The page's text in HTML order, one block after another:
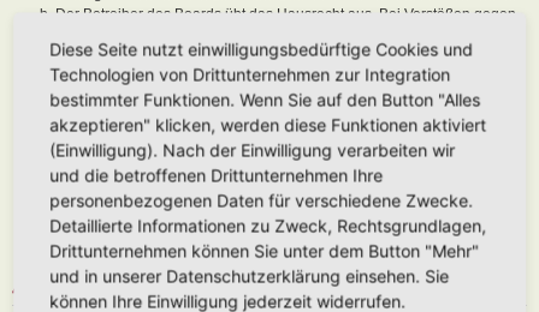
Der Betreiber des Boards übt das Hausrecht aus. Bei Verstößen gegen
Regeln kann der Betreiber dich nach Abmahnung zeitweise oder
dauerhaft von der Nutzung dieses Boards ausschließen und dir ein
Hausverbot erteilen.
Du nimmst zur Kenntnis, dass der Betreiber keine Verantwortung für die
Inhalte von Beiträgen übernimmt, die er nicht selbst erstellt hat oder die
er nicht zur Kenntnis genommen hat. Du gestattest dem Betreiber, dein
Benutzerkonto, Beiträge und Funktionen jederzeit zu löschen oder zu
sperren.
Du gestattest dem Betreiber darüber hinaus, deine Beiträge
abzuändern, sofern sie gegen o. g. Regeln verstoßen oder geeignet
sind, dem Betreiber oder einem Dritten Schaden zuzufügen.
4. GENERAL PUBLIC LICENSE
Diese Seite nutzt einwilligungsbedürftige Cookies und
Technologien von Drittunternehmen zur Integration
bestimmter Funktionen. Wenn Sie auf den Button "Alles
akzeptieren" klicken, werden diese Funktionen aktiviert
(Einwilligung). Nach der Einwilligung verarbeiten wir
und die betroffenen Drittunternehmen Ihre
personenbezogenen Daten für verschiedene Zwecke.
Detaillierte Informationen zu Zweck, Rechtsgrundlagen,
Drittunternehmen können Sie unter dem Button "Mehr"
und in unserer Datenschutzerklärung einsehen. Sie
können Ihre Einwilligung jederzeit widerrufen.